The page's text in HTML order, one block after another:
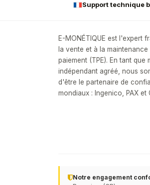
Support technique
E-MONÉTIQUE est l'expert
la vente et à la
paiement (TPE). En tant que
indépendant agréé, nous
d'être le partenaire de
mondiaux : Ingenico, PAX et
Notre engagement